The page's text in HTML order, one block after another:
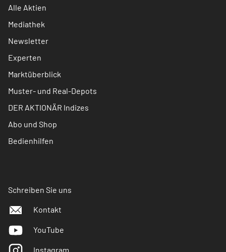
Alle Aktien
Mediathek
Newsletter
Experten
Marktüberblick
Muster- und Real-Depots
DER AKTIONÄR Indizes
Abo und Shop
Bedienhilfen
Schreiben Sie uns
Kontakt
YouTube
Instagram